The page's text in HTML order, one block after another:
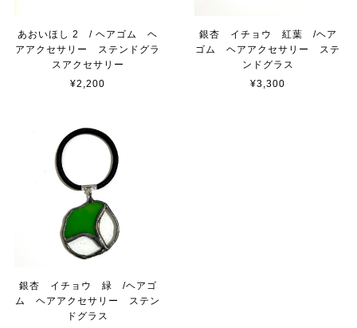
あおいほし 2 / ヘアゴム ヘ
アアクセサリー ステンドグラ
スアクセサリー
¥2,200
銀杏 イチョウ 紅葉 /ヘア
ゴム ヘアアクセサリー ステ
ンドグラス
¥3,300
銀杏 イチョウ 緑 /ヘアゴ
ム ヘアアクセサリー ステン
ドグラス